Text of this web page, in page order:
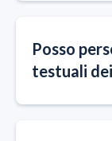
Posso
testuali